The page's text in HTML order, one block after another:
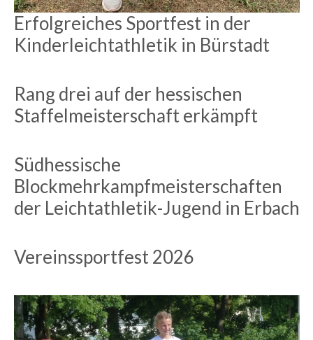
Erfolgreiches Sportfest in der
Kinderleichtathletik in Bürstadt
Rang drei auf der hessischen
Staffelmeisterschaft erkämpft
Südhessische
Blockmehrkampfmeisterschaften
der Leichtathletik-Jugend in Erbach
Vereinssportfest 2026